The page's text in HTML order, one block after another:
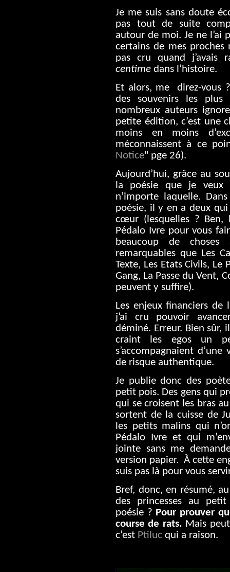
Je me suis sans doute
pas tout de suite
autour de moi. Je ne l’ai
certains de mes
pas cru quand j’avais
centime dans l’histoire.
Et alors, me
direz-vous
des souvenirs les
nombreux auteurs
petite édition, c’est une
moins en moins
méconnaissent à ce
Notice" pge 26).
Aujourd’hui, grâce au
la poésie que je veux
n’importe laquelle.
poésie, il y en a deux
cœur (lesquelles ?
Pédalo Ivre pour vous
beaucoup de
remarquables que Les
Texte, Les Etats Civils, Le
Gang, La Passe du Vent,
peuvent y suffire).
Les enjeux financiers
j’ai cru pouvoir
déminé. Erreur. Bien sûr,
craint les egos un
s’accompagnaient
de risque authentique.
Je publie donc des
petit pois. Des gens qui
qui se croisent les bras
sortent de la cuisse de
les petits malins qui
Pédalo Ivre et qui
jointe sans me
version papier. À cette
suis pas là pour vous
Bref, donc, en résumé,
des princesses au
poésie ? Pour prouver
course de rats. Mais
c’est Ptiluc qui a raison.